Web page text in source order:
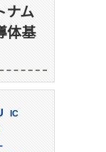
ナム
体基
IC